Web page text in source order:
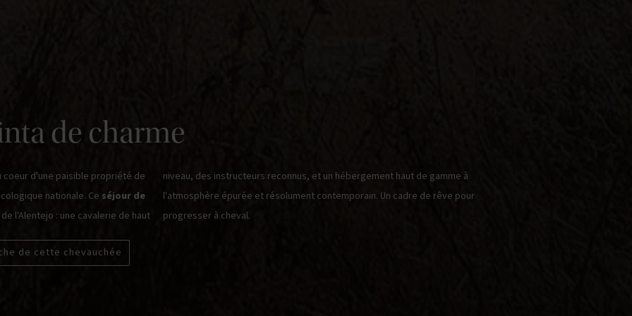
de charme
coeur d'une paisible propriété de
nationale. Ce séjour de
l'Alentejo : une cavalerie de haut
niveau, des instructeurs reconnus, et un hébergement haut de gamme à
l'atmosphère épurée et résolument contemporain. Un cadre de rêve pour
progresser à cheval.
de cette chevauchée